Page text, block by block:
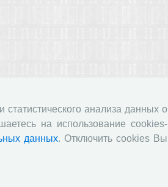
статистического анализа данных о
на использование cookies-
данных. Отключить cookies Вы